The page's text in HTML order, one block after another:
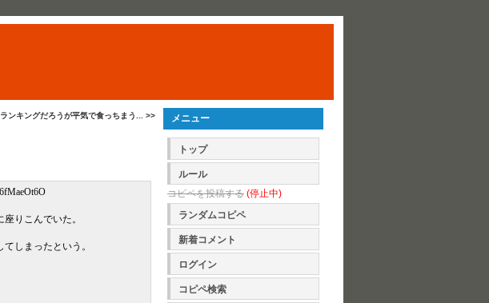
ンキングだろうが平気で食っちまう... >>
りこんでいた。
しまったという。
メニュー
トップ
ルール
コピペを投稿する (停止中)
ランダムコピペ
新着コメント
ログイン
コピペ検索